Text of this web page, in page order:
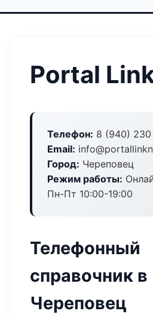
Portal
Телефон: 8 (940)
Email:
Город: Череповец
Режим работы:
Пн-Пт 10:00-19:00
Телефонный
справочник в
Череповец